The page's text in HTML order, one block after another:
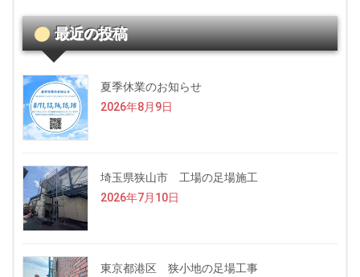
最近の投稿
夏季休業のお知らせ
2026年8月9日
埼玉県狭山市 工場の足場施工
2026年7月10日
東京都港区 狭小地の足場工事